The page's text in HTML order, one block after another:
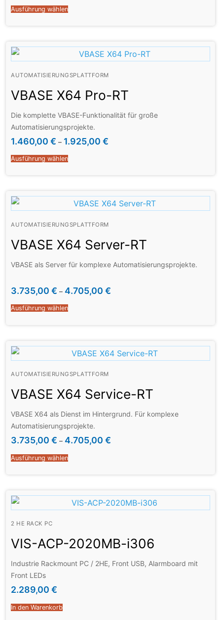
Ausführung wählen
AUTOMATISIERUNGSPLATTFORM
VBASE X64 Pro-RT
Die komplette VBASE-Funktionalität für große
Automatisierungsprojekte.
1.460,00 € – 1.925,00 €
Ausführung wählen
AUTOMATISIERUNGSPLATTFORM
VBASE X64 Server-RT
VBASE als Server für komplexe Automatisierungsprojekte.
3.735,00 € – 4.705,00 €
Ausführung wählen
AUTOMATISIERUNGSPLATTFORM
VBASE X64 Service-RT
VBASE X64 als Dienst im Hintergrund. Für komplexe
Automatisierungsprojekte.
Einzellizenz für ein Laufzeitsystem inkl. Editor
3.735,00 € – 4.705,00 €
Ausführung wählen
2 HE RACK PC
VIS-ACP-2020MB-i306
Industrie Rackmount PC / 2HE, Front USB, Alarmboard mit
Front LEDs
2.289,00 €
In den Warenkorb